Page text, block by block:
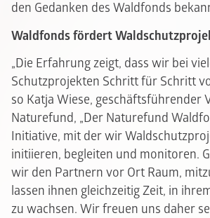
den Gedanken des Waldfonds
Waldfonds fördert
„Die Erfahrung zeigt, dass wir bei
Schutzprojekten Schritt für Schritt
so Katja Wiese, geschäftsführender
Naturefund, „Der Naturefund
Initiative, mit der wir
initiieren, begleiten und monitoren.
wir den Partnern vor Ort Raum,
lassen ihnen gleichzeitig Zeit, in
zu wachsen. Wir freuen uns daher